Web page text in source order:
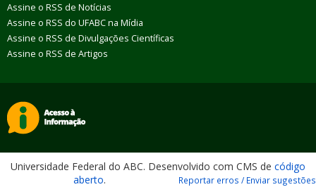
Assine o RSS de Notícias
Assine o RSS do UFABC na Mídia
Assine o RSS de Divulgações Científicas
Assine o RSS de Artigos
Universidade Federal do ABC. Desenvolvido com CMS de código
aberto. Reportar erros / Enviar sugestões